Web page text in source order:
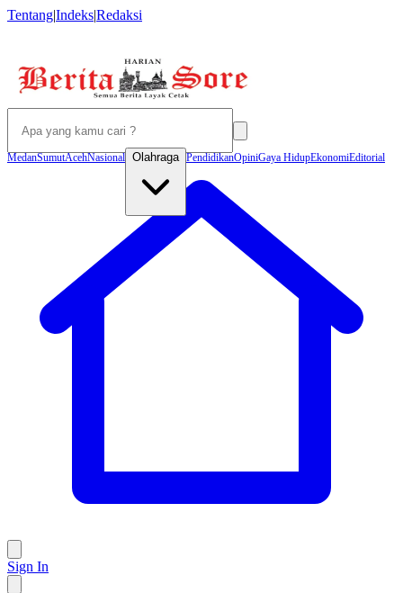
Tentang|Indeks|Redaksi
MedanSumutAcehNasional Olahraga PendidikanOpiniGaya HidupEkonomiEditorial
Sign In